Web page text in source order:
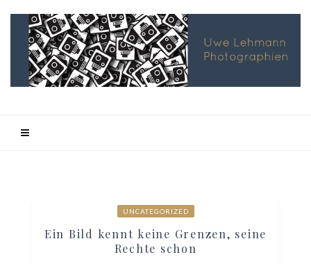
UNCATEGORIZED
Ein Bild kennt keine Grenzen, seine
Rechte schon